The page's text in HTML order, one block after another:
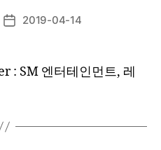
Post2019-04-14
: SM 엔터테인먼트, 레